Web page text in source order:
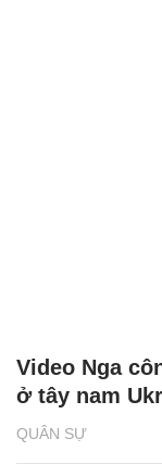
QUÂN SỰ
Video Nga
ở tây nam